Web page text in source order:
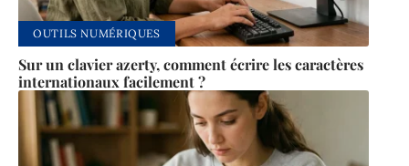
OUTILS NUMÉRIQUES
Sur un clavier azerty, comment écrire les caractères
internationaux facilement ?